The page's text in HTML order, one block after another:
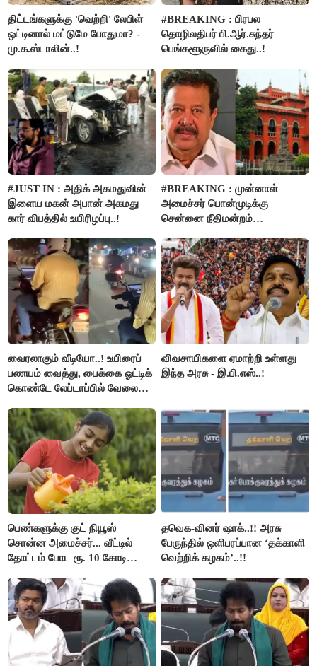
திட்டங்களுக்கு 'வெற்றி' லேபிள்
ஒட்டினால் மட்டுமே போதுமா? -
மு.க.ஸ்டாலின்..!
#BREAKING : பிரபல
தொழிலதிபர் பி.ஆர்.சுந்தர்
பெங்களூருவில் கைது..!
#JUST IN : அதிக் அகமதுவின்
இளைய மகன் அபான் அகமது
கார் விபத்தில் உயிரிழப்பு..!
#BREAKING : முன்னாள்
அமைச்சர் பொன்முடிக்கு
சென்னை நீதிமன்றம்
வைரலாகும் வீடியோ..! உயிரைப்
பணயம் வைத்து, பைக்கை ஓட்டிக்
கொண்டே லேப்டாப்பில் வேலை
விவசாயிகளை ஏமாற்றி உள்ளது
இந்த அரசு - இ.பி.எஸ்..!
பெண்களுக்கு குட் நியூஸ்
சொன்ன அமைச்சர்... வீட்டில்
தோட்டம் போட ரூ. 10 கோடி
தவெக-வினர் ஷாக்..!! அரசு
பேருந்தில் ஒளிபரப்பான ‘தக்காளி
வெற்றிக் கழகம்’..!!